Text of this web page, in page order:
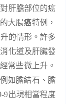
對肝膽部位的癌
大腸癌特例，
的情形。許多
化道及肝臟發
經常些微上升。
如膽結石、膽
9出現相當程度